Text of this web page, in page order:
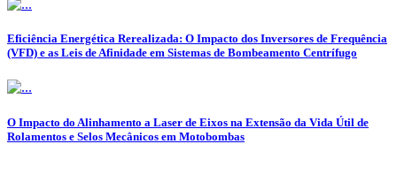
Eficiência Energética Rerealizada: O Impacto dos Inversores de Frequência
(VFD) e as Leis de Afinidade em Sistemas de Bombeamento Centrífugo
O Impacto do Alinhamento a Laser de Eixos na Extensão da Vida Útil de
Rolamentos e Selos Mecânicos em Motobombas